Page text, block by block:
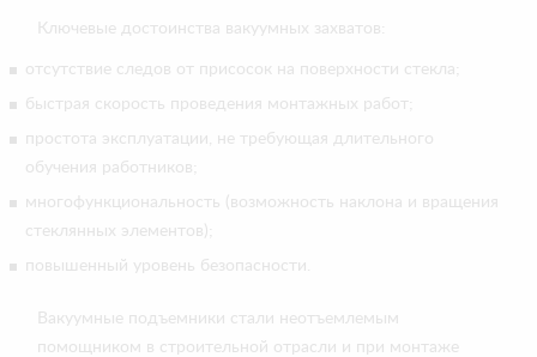
Ключевые достоинства вакуумных захватов:
отсутствие следов от присосок на поверхности стекла;
быстрая скорость проведения монтажных работ;
простота эксплуатации, не требующая длительного
обучения работников;
многофункциональность (возможность наклона и вращения
стеклянных элементов);
повышенный уровень безопасности.
Вакуумные подъемники стали неотъемлемым
помощником в строительной отрасли и при монтаже